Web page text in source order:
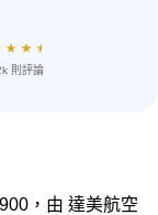
★ ★ ★
則評論
，由 達美航空